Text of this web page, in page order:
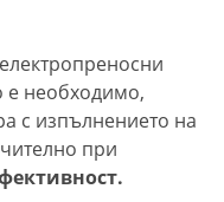
е необходимо,
с изпълнението на
при